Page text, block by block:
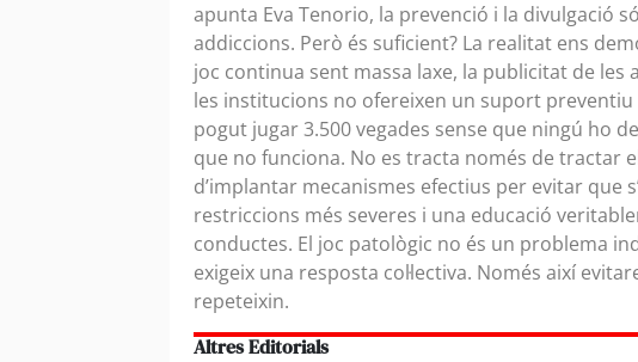
apunta Eva Tenorio, la prevenció i la divulgació
addiccions. Però és suficient? La realitat ens
joc continua sent massa laxe, la publicitat de
les institucions no ofereixen un suport preventiu
pogut jugar 3.500 vegades sense que ningú ho
que no funciona. No es tracta només de tractar
d’implantar mecanismes efectius per evitar que
restriccions més severes i una educació
conductes. El joc patològic no és un problema
exigeix una resposta col·lectiva. Només així
repeteixin.
Altres Editorials